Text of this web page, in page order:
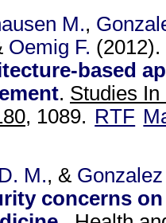
M.,
Oemig F.
based
. Studies In
1089. RTF
M., &
concerns